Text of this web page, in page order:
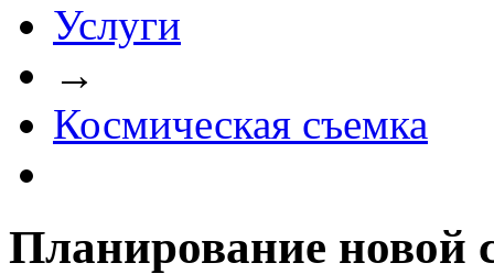
Услуги
→
Космическая съемка
Планирование новой